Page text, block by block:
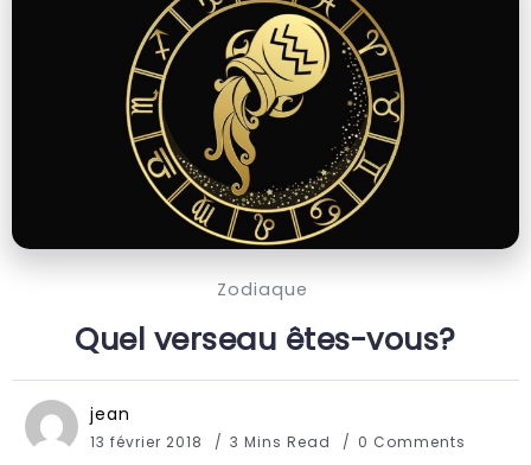
Zodiaque
Quel verseau êtes-vous?
jean
13 février 2018 3 Mins Read 0 Comments